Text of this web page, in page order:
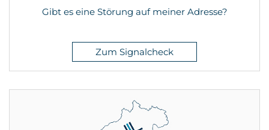
Gibt es eine Störung auf meiner Adresse?
Zum Signalcheck